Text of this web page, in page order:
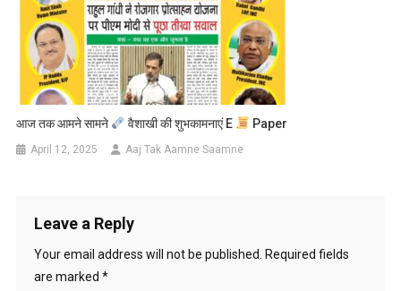
आज तक आमने सामने वैशाखी की शुभकामनाएं E Paper
April 12, 2025 Aaj Tak Aamne Saamne
Leave a Reply
Your email address will not be published.
Required fields
are marked *